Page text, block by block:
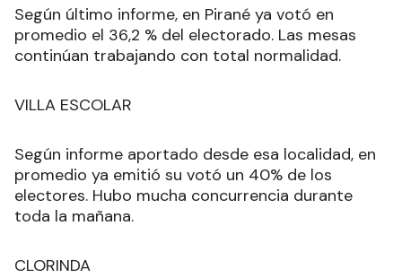
Según último informe, en Pirané ya votó en
promedio el 36,2 % del electorado. Las mesas
continúan trabajando con total normalidad.
VILLA ESCOLAR
Según informe aportado desde esa localidad, en
promedio ya emitió su votó un 40% de los
electores. Hubo mucha concurrencia durante
toda la mañana.
CLORINDA